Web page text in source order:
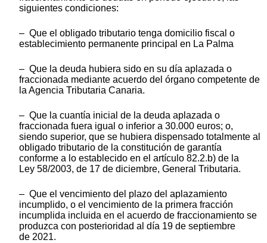
siguientes condiciones:
– Que el obligado tributario tenga domicilio fiscal o
establecimiento permanente principal en La Palma
– Que la deuda hubiera sido en su día aplazada o
fraccionada mediante acuerdo del órgano competente de
la Agencia Tributaria Canaria.
– Que la cuantía inicial de la deuda aplazada o
fraccionada fuera igual o inferior a 30.000 euros; o,
siendo superior, que se hubiera dispensado totalmente al
obligado tributario de la constitución de garantía
conforme a lo establecido en el artículo 82.2.b) de la
Ley 58/2003, de 17 de diciembre, General Tributaria.
– Que el vencimiento del plazo del aplazamiento
incumplido, o el vencimiento de la primera fracción
incumplida incluida en el acuerdo de fraccionamiento se
produzca con posterioridad al día 19 de septiembre
de 2021.